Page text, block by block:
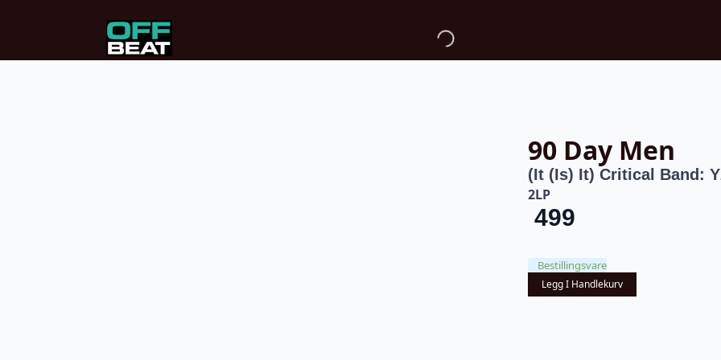
90 Day Men
(It (Is) It) Critical Band:
2LP
499
Bestillingsvare
Legg I Handlekurv